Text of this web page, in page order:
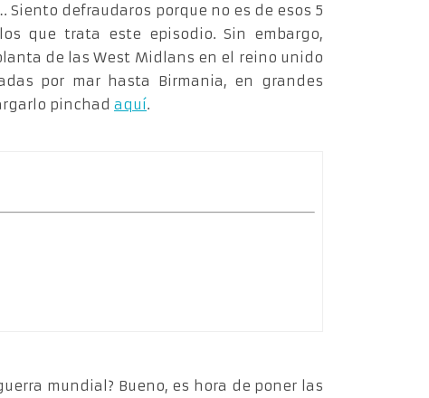
defraudaros porque no es de esos 5
que trata este episodio. Sin embargo,
de las West Midlans en el reino unido
por mar hasta Birmania, en grandes
pinchad aquí.
mundial? Bueno, es hora de poner las